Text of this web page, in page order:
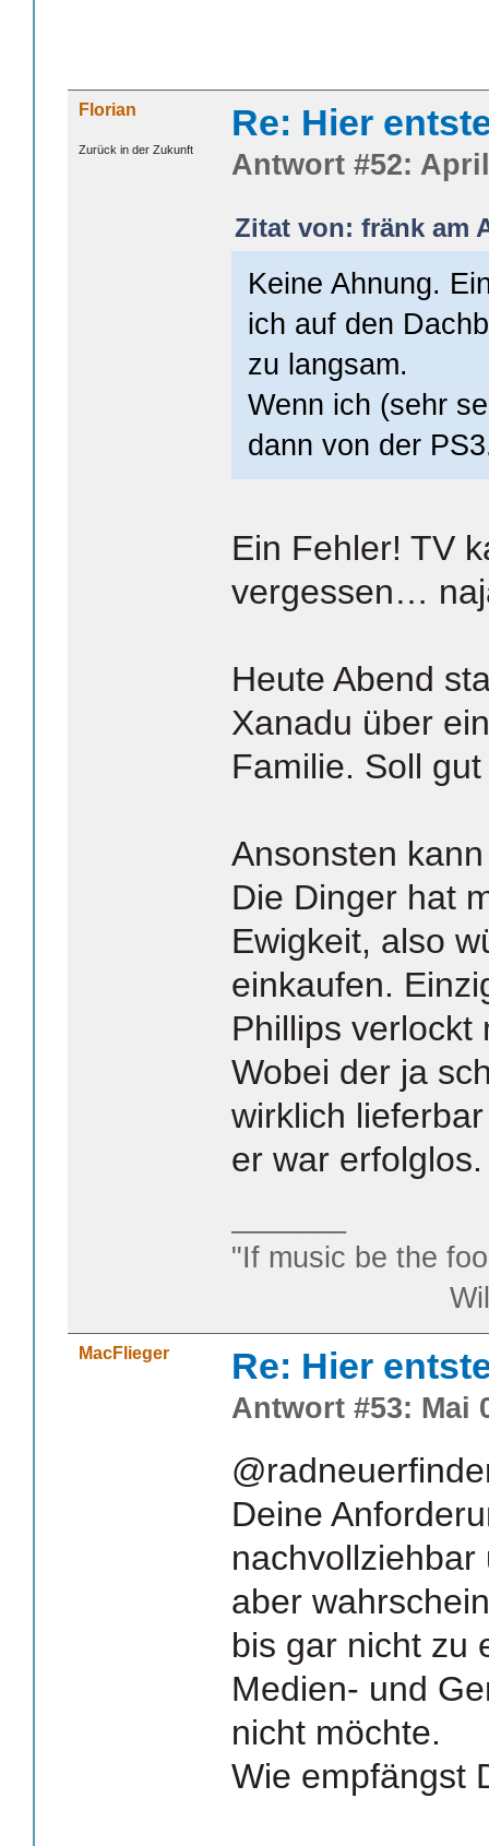
Florian
Zurück in der Zukunft
Re: Hier
Antwort #52:
Zitat von: fränk am
Keine Ahnung.
ich auf den
zu langsam.
Wenn ich (sehr
dann von der
Ein Fehler! TV
vergessen…
Heute Abend
Xanadu über
Familie. Soll
Ansonsten
Die Dinger hat
Ewigkeit, also
einkaufen.
Phillips verlockt
Wobei der ja
wirklich
er war erfolglos.
"If music be the
William
MacFlieger Re: Hier
Antwort #53: Mai
Deine
aber
bis gar nicht zu
Medien- und
nicht möchte.
Wie empfängst